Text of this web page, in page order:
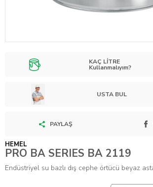
KAÇ LİTRE
Kullanmalıyım?
USTA BUL
PAYLAŞ
HEMEL
PRO BA SERIES BA 2119
Endüstriyel su bazlı dış cephe örtücü beyaz